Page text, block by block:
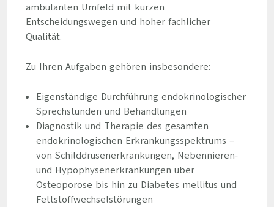
ambulanten Umfeld mit kurzen
Entscheidungswegen und hoher fachlicher
Qualität.
Zu Ihren Aufgaben gehören insbesondere:
Eigenständige Durchführung endokrinologischer
Sprechstunden und Behandlungen
Diagnostik und Therapie des gesamten
endokrinologischen Erkrankungsspektrums –
von Schilddrüsenerkrankungen, Nebennieren-
und Hypophysenerkrankungen über
Osteoporose bis hin zu Diabetes mellitus und
Fettstoffwechselstörungen